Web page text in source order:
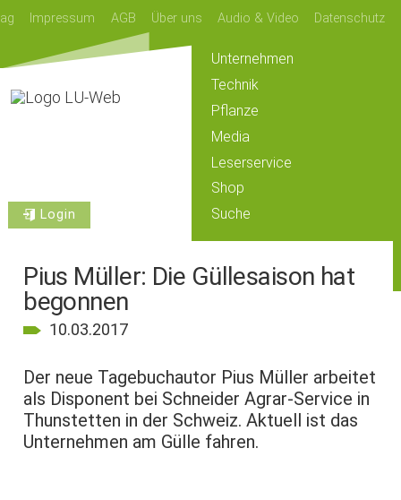
Impressum AGB Über uns Audio & Video Datenschutz
Login
Unternehmen
Technik
Pflanze
Media
Leserservice
Shop
Suche
Pius Müller: Die Güllesaison hat
begonnen
10.03.2017
Der neue Tagebuchautor Pius Müller arbeitet
als Disponent bei Schneider Agrar-Service in
Thunstetten in der Schweiz. Aktuell ist das
Unternehmen am Gülle fahren.